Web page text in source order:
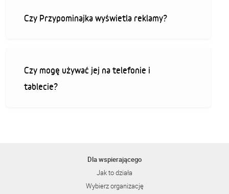
Czy Przypominajka wyświetla reklamy?
Czy mogę używać jej na telefonie i
tablecie?
Dla wspierającego
Jak to działa
Wybierz organizację